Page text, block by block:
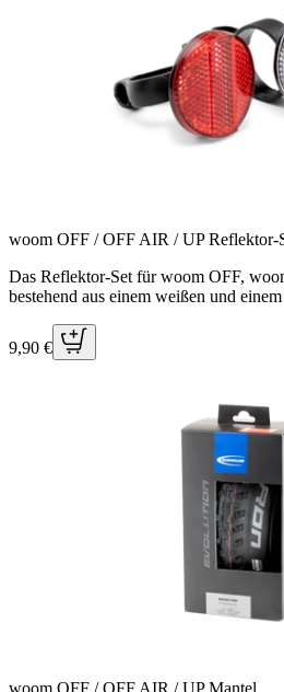
woom OFF / OFF AIR / UP Reflektor-
Das Reflektor-Set für woom OFF,
bestehend aus einem weißen und
9,90 €